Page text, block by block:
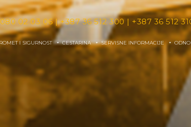
080 02 03 06|+387 36 512 300 | +387 36 512
I SIGURNOST CESTARINA SERVISNE INFORMACIJE